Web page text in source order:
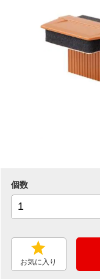
個数
お気に入り